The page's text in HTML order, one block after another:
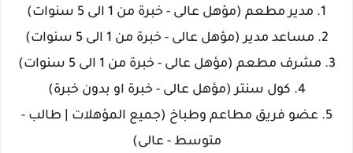
1. مدير مطعم (مؤهل عالى - خبرة من 1 الى 5 سنوات)
2. مساعد مدير (مؤهل عالى - خبرة من 1 الى 5 سنوات)
3. مشرف مطعم (مؤهل عالى - خبرة من 1 الى 5 سنوات)
4. كول سنتر (مؤهل عالى - خبرة او بدون خبرة)
5. عضو فريق مطاعم وطباخ (جميع المؤهلات | طالب -
متوسط - عالى)